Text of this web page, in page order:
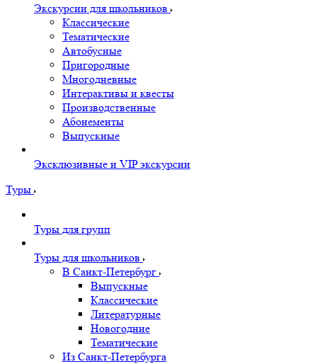
Экскурсии для школьников
Классические
Тематические
Автобусные
Пригородные
Многодневные
Интерактивы и квесты
Производственные
Абонементы
Выпускные
Эксклюзивные и VIP экскурсии
Туры
Туры для групп
Туры для школьников
В Санкт-Петербург
Выпускные
Классические
Литературные
Новогодние
Тематические
Из Санкт-Петербурга